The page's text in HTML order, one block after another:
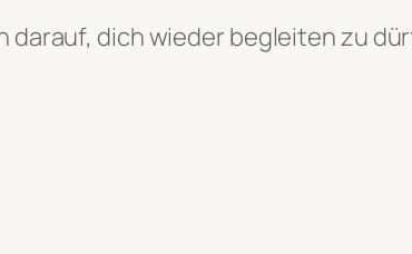
darauf, dich wieder begleiten zu